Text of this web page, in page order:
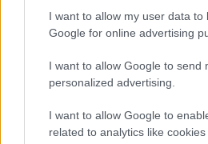
I want to allow my user data to
Google for online advertising
I want to allow Google to send
personalized advertising.
I want to allow Google to
related to analytics like